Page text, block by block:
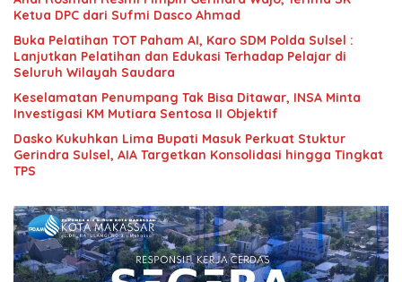
Ketua DPC dari Sufmi Dasco Ahmad
Buka Pelatihan TOT Paham AI, Karo SDM Polda Sulsel :
Lanjutkan Pelatihan dan Edukasi Terhadap Pelajar di
Seluruh Wilayah Saudara
Keselamatan Penumpang Tak Bisa Ditawar, INSA Minta
Investigasi KM Mutiara Sentosa II Objektif
Dasko Kukuhkan Lima Bupati Masuk Perkuat Stuktur
Gerindra Sulsel, AIA Targetkan Konsolidasi hingga Tingkat
TPS